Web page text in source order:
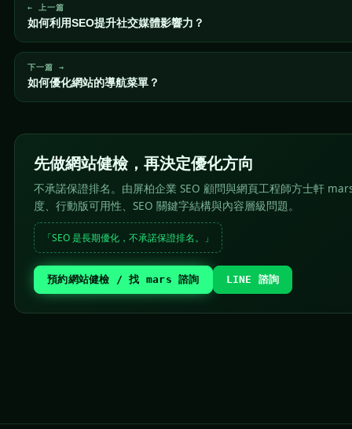
← 上一篇
如何利用SEO提升社交媒體影響力？
下一篇 →
如何優化網站的導航菜單？
先做網站健檢，再決定優化方向
不承諾保證排名。由屏柏企業 SEO 顧問與網頁工程師方士軒
度、行動版可用性、SEO 關鍵字結構與內容層級問題。
「SEO 是長期優化，不承諾保證排名。」
預約網站健檢 / 找 mars 諮詢 LINE 諮詢